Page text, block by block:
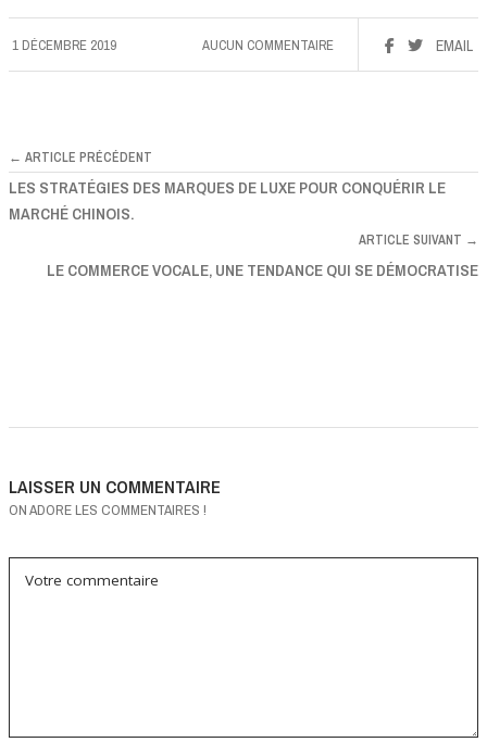
1 DÉCEMBRE 2019 EMAIL
AUCUN COMMENTAIRE
← ARTICLE PRÉCÉDENT
LES STRATÉGIES DES MARQUES DE LUXE POUR CONQUÉRIR LE
MARCHÉ CHINOIS.
ARTICLE SUIVANT →
LE COMMERCE VOCALE, UNE TENDANCE QUI SE DÉMOCRATISE
LAISSER UN COMMENTAIRE
ON ADORE LES COMMENTAIRES !
Votre commentaire